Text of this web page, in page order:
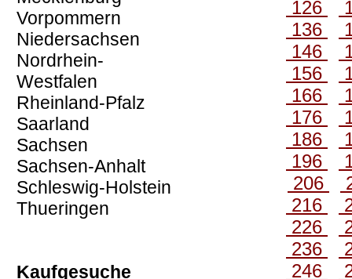
Vorpommern
Niedersachsen
Nordrhein-
Westfalen
Rheinland-Pfalz
Saarland
Sachsen
Sachsen-Anhalt
Schleswig-Holstein
Thueringen
Kaufgesuche
126
136
146
156
166
176
186
196
206
216
226
236
246